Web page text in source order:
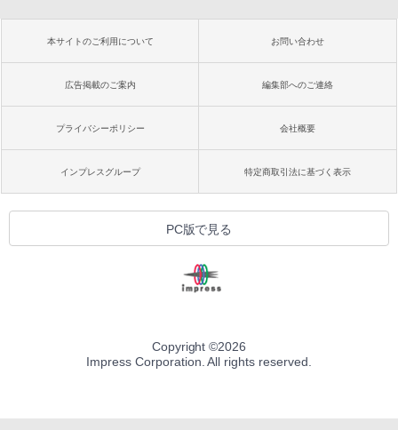
本サイトのご利用について お問い合わせ
広告掲載のご案内 編集部へのご連絡
プライバシーポリシー 会社概要
インプレスグループ 特定商取引法に基づく表示
PC版で見る
Copyright ©2026
Impress Corporation. All rights reserved.